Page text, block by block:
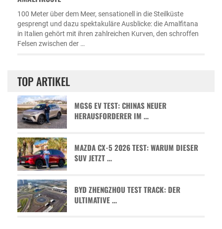
100 Meter über dem Meer, sensationell in die Steilküste
gesprengt und dazu spektakuläre Ausblicke: die Amalfitana
in Italien gehört mit ihren zahlreichen Kurven, den schroffen
Felsen zwischen der …
TOP ARTIKEL
MGS6 EV TEST: CHINAS NEUER
HERAUSFORDERER IM …
MAZDA CX-5 2026 TEST: WARUM DIESER
SUV JETZT …
BYD ZHENGZHOU TEST TRACK: DER
ULTIMATIVE …